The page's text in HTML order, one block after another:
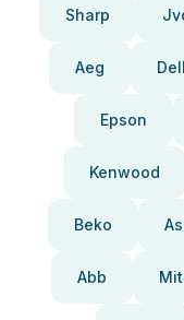
Sharp
Aeg Dell
Epson
Kenwood
Beko
Abb